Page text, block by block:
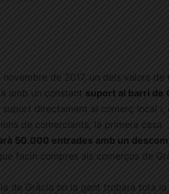
de 2017, un dels valors de
amb un constant suport al barri de
directament al comerç local i,
de comerciants, la primera casa
50.000 entrades amb un
facin compres als comerços de
de Gràcia on la gent trobarà tota la